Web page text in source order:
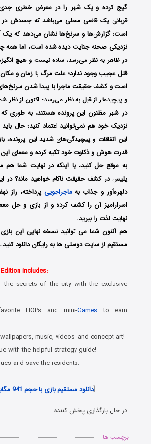
گیج کرده و یک شهر را در معرض خطری جدی
قربانی یک قاضی محلی می‌باشد که جسدش در
است؛ گزارش‌ها و سرنخ‌ها نشان می‌دهد که یک
نزدیکی صحنه جنایت دیده شده است، اما همه
در ظاهر به نظر می‌رسد، ساده نیست و هیچ
قتل عجیب وجود ندارد؛ علت مرگ با زمان و مکان
است و کشف حقیقت ماجرا با پیدا شدن
و پیچیده‌تر از قبل به نظر می‌رسد؛ اکنون از نظر
در شهر مظنون این پرونده هستند، به طوری
نزدیک خود هم نمی‌توانید اعتماد کنید؛ حال
این اتفاقات و پیچیدگی‌های شدید این پرونده،
قدرت هوش و ذکاوت خود تکیه کرده و معمای این
به موقع حل کنید، یا اینکه در نهایت شما هم
پلیس در کشف حقیقت ناکام خواهید ماند؟ در
دلهره‌آور و جذاب بهماجراجویی پرداخته، راز
اسرارآمیز آن را کشف کرده و از بازی و حل
نهایت لذت را ببرید.
هم اکنون شما می توانید نسخه نهایی این
مستقیم از سایت دوستی ها به رایگان دانلود
includes:
the secrets of the city with the exclusive
HOPs and mini-Games to earn
music, videos, and concept art!
with the helpful strategy guide!
and save the residents.
[دانلود مستقیم بازی با حجم 941 مگابایت
در حال بارگذاری پخش کننده...
برچسب ها